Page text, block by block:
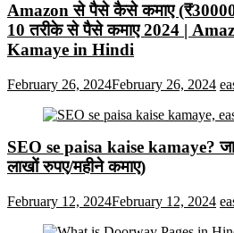
Amazon से पैसे कैसे कमाए
10 तरीके से पैसे कमाए 2024 |
Kamaye in Hindi
February 26, 2024February 26, 2024
SEO se paisa kaise kamaye?
लाखों रुपए/महीने कमाए)
February 12, 2024February 12, 2024